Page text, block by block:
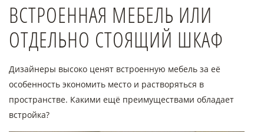
ВСТРОЕННАЯ МЕБЕЛЬ ИЛИ
ОТДЕЛЬНО СТОЯЩИЙ ШКАФ
Дизайнеры высоко ценят встроенную мебель за её
особенность экономить место и растворяться в
пространстве. Какими ещё преимуществами обладает
встройка?